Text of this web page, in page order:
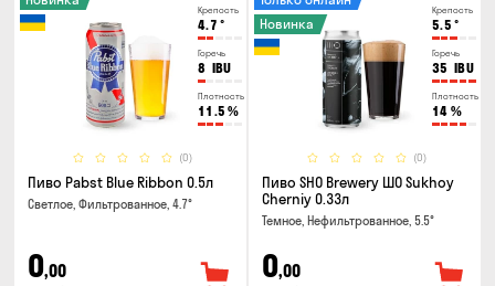
Крепость
4.7 °
Горечь
8 IBU
Плотность
11.5 %
(0)
Пиво Pabst Blue Ribbon 0.5л
Светлое, Фильтрованное, 4.7°
0,00
Крепость
5.5 °
Горечь
35 IBU
Плотность
14 %
(0)
Новинка
Пиво SHO Brewery ШО Sukhoy
Cherniy 0.33л
Темное, Нефильтрованное, 5.5°
0,00